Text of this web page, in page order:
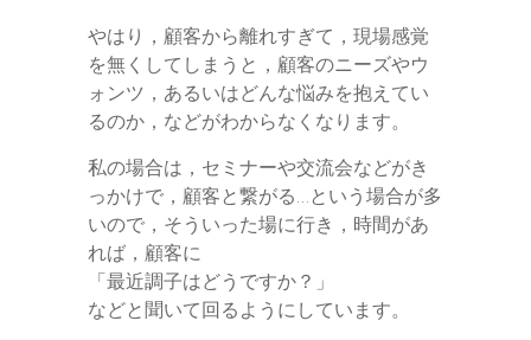
やはり，顧客から離れすぎて，現場感覚
を無くしてしまうと，顧客のニーズやウ
ォンツ，あるいはどんな悩みを抱えてい
るのか，などがわからなくなります。
私の場合は，セミナーや交流会などがき
っかけで，顧客と繋がる…という場合が多
いので，そういった場に行き，時間があ
れば，顧客に
「最近調子はどうですか？」
などと聞いて回るようにしています。